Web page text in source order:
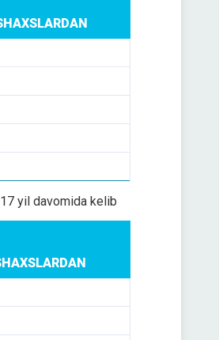
yil davomida kelib